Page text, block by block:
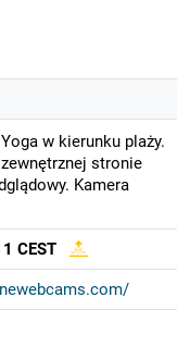
w kierunku plaży.
stronie
Kamera
CEST